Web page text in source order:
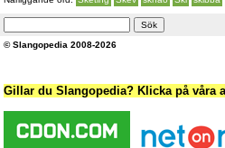
© Slangopedia 2008-2026
Gillar du Slangopedia? Klicka på våra